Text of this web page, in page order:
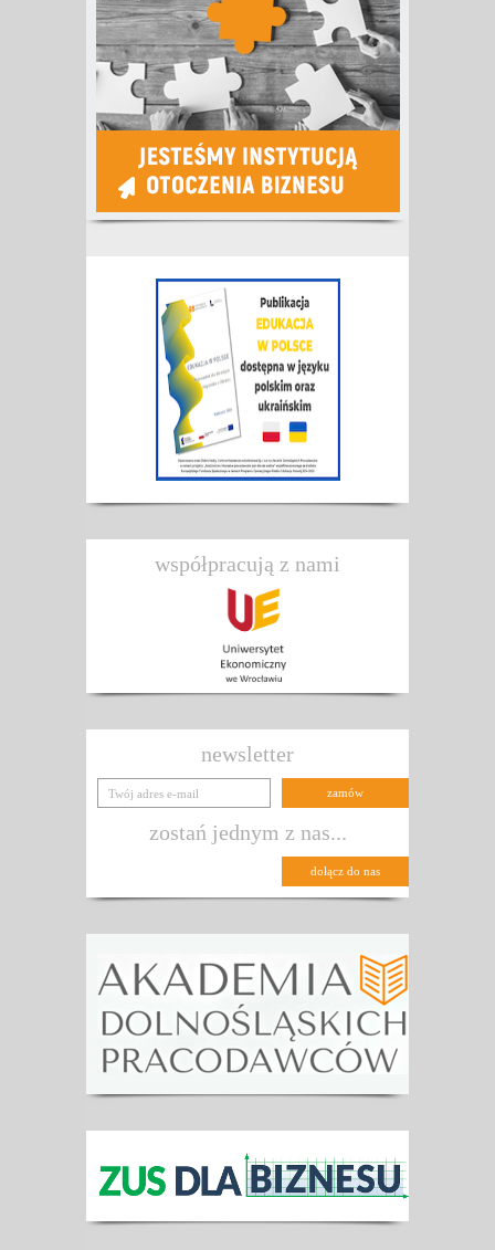
współpracują z nami
newsletter
zostań jednym z nas...